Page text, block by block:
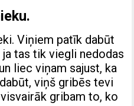
Viņiem patīk dabūt
tas tik viegli nedodas
liec viņam sajust, ka
viņš gribēs tevi
gribam to, ko